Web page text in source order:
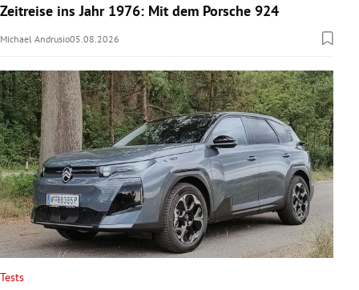
Zeitreise ins Jahr 1976: Mit dem Porsche 924
Michael Andrusio05.08.2026
Tests